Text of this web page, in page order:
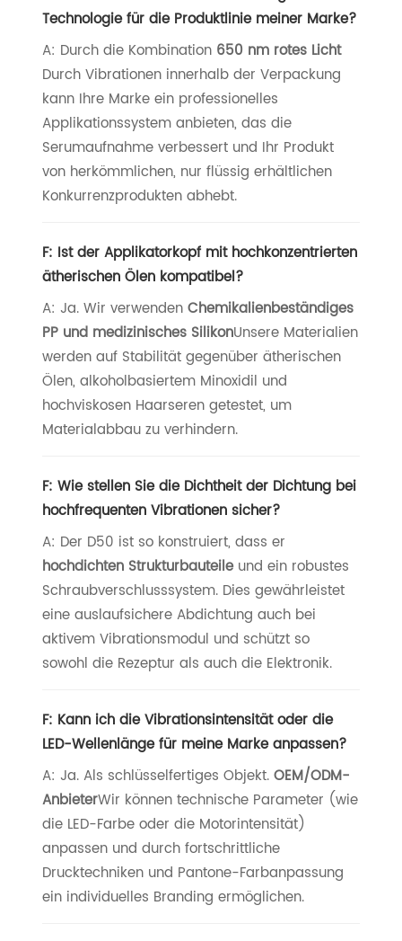
Technologie für die Produktlinie meiner Marke?
A: Durch die Kombination 650 nm rotes Licht
Durch Vibrationen innerhalb der Verpackung
kann Ihre Marke ein professionelles
Applikationssystem anbieten, das die
Serumaufnahme verbessert und Ihr Produkt
von herkömmlichen, nur flüssig erhältlichen
Konkurrenzprodukten abhebt.
F: Ist der Applikatorkopf mit hochkonzentrierten
ätherischen Ölen kompatibel?
A: Ja. Wir verwendenChemikalienbeständiges
PP und medizinisches SilikonUnsere Materialien
werden auf Stabilität gegenüber ätherischen
Ölen, alkoholbasiertem Minoxidil und
hochviskosen Haarseren getestet, um
Materialabbau zu verhindern.
F: Wie stellen Sie die Dichtheit der Dichtung bei
hochfrequenten Vibrationen sicher?
A: Der D50 ist so konstruiert, dass er
hochdichten Strukturbauteileund ein robustes
Schraubverschlusssystem. Dies gewährleistet
eine auslaufsichere Abdichtung auch bei
aktivem Vibrationsmodul und schützt so
sowohl die Rezeptur als auch die Elektronik.
F: Kann ich die Vibrationsintensität oder die
LED-Wellenlänge für meine Marke anpassen?
A: Ja. Als schlüsselfertiges Objekt.OEM/ODM-
AnbieterWir können technische Parameter (wie
die LED-Farbe oder die Motorintensität)
anpassen und durch fortschrittliche
Drucktechniken und Pantone-Farbanpassung
ein individuelles Branding ermöglichen.